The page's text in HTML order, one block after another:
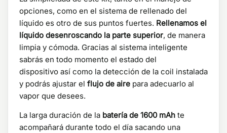
opciones, como en el sistema de rellenado del
líquido es otro de sus puntos fuertes. Rellenamos el
líquido desenroscando la parte superior, de manera
limpia y cómoda. Gracias al sistema inteligente
sabrás en todo momento el estado del
dispositivo así como la detección de la coil instalada
y podrás ajustar el flujo de aire para adecuarlo al
vapor que desees.
La larga duración de la batería de 1600 mAh te
acompañará durante todo el día sacando una